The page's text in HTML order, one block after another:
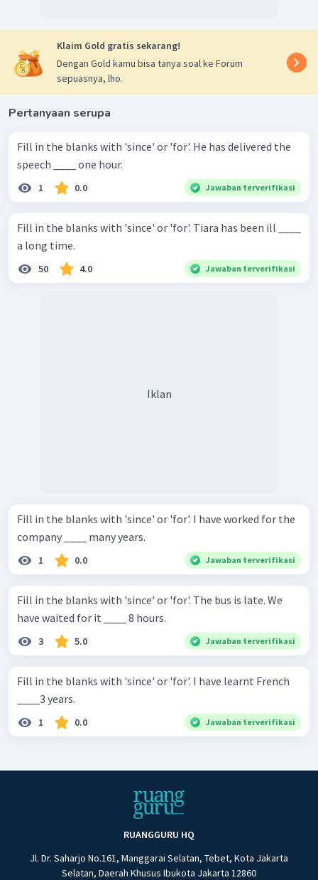
Klaim Gold gratis sekarang!
Dengan Gold kamu bisa tanya soal ke Forum
sepuasnya, lho.
Pertanyaan serupa
Fill in the blanks with 'since' or 'for'. He has delivered the
speech ____ one hour.
1 0.0 Jawaban terverifikasi
Fill in the blanks with 'since' or 'for'. Tiara has been ill ____
a long time.
50 4.0 Jawaban terverifikasi
Iklan
Fill in the blanks with 'since' or 'for'. I have worked for the
company ____ many years.
1 0.0 Jawaban terverifikasi
Fill in the blanks with 'since' or 'for'. The bus is late. We
have waited for it ____ 8 hours.
3 5.0 Jawaban terverifikasi
Fill in the blanks with 'since' or 'for'. I have learnt French
____3 years.
1 0.0 Jawaban terverifikasi
RUANGGURU HQ
Jl. Dr. Saharjo No.161, Manggarai Selatan, Tebet, Kota Jakarta
Selatan, Daerah Khusus Ibukota Jakarta 12860